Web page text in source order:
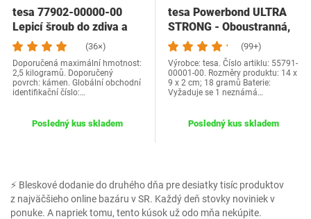
⚡ Bleskové dodanie do druhého dňa pre desiatky tisíc produktov
z najväčšieho online bazáru v SR. Každý deň stovky noviniek v
ponuke. A napriek tomu, tento kúsok už odo mňa nekúpite.
tesa 77902-00000-00
Lepicí šroub do zdiva a
kamene,…
(36×)
Doporučená maximální hmotnost:
2,5 kilogramů. Doporučený
povrch: kámen. Globální obchodní
identifikační číslo:…
Posledný kus skladem
tesa Powerbond ULTRA
STRONG - Oboustranná,
extra silná…
(99+)
Výrobce: tesa. Číslo artiklu: 55791-
00001-00. Rozměry produktu: 14 x
9 x 2 cm; 18 gramů Baterie:
Vyžaduje se 1 neznámá…
Posledný kus skladem